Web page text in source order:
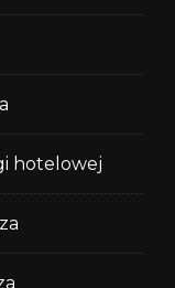
hotelowej